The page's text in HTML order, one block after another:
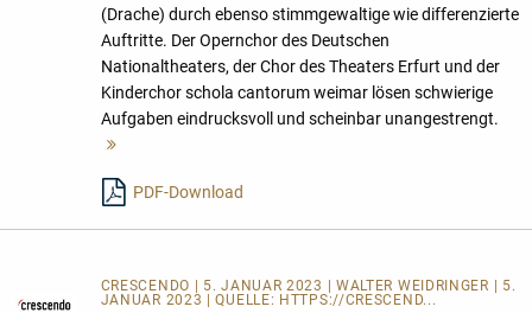
(Drache) durch ebenso stimmgewaltige wie differenzierte
Auftritte. Der Opernchor des Deutschen
Nationaltheaters, der Chor des Theaters Erfurt und der
Kinderchor schola cantorum weimar lösen schwierige
Aufgaben eindrucksvoll und scheinbar unangestrengt.
PDF-Download
CRESCENDO | 5. JANUAR 2023 | WALTER WEIDRINGER | 5.
JANUAR 2023 | QUELLE: HTTPS://CRESCEND...